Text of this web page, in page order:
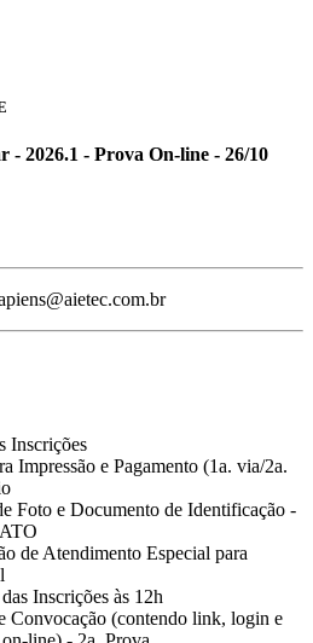
- 2026.1 - Prova On-line - 26/10
Inscrições
Impressão e Pagamento (1a. via/2a.
Foto e Documento de Identificação -
de Atendimento Especial para
Inscrições às 12h
Convocação (contendo link, login e